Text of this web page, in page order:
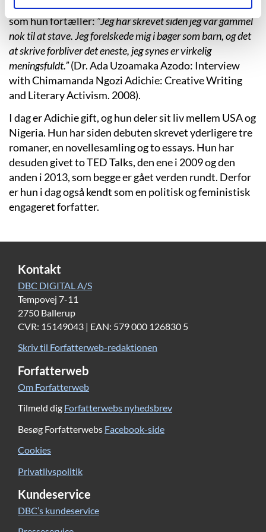
At skrive var imidlertid ikke noget nyt for Adichie, for
som hun fortæller:”Jeg har skrevet siden jeg var gammel
nok til at stave. Jeg forelskede mig i bøger som barn, og det
at skrive forbliver det eneste, jeg synes er virkelig
meningsfuldt.”(Dr. Ada Uzoamaka Azodo: Interview
with Chimamanda Ngozi Adichie: Creative Writing
and Literary Activism. 2008).
I dag er Adichie gift, og hun deler sit liv mellem USA og
Nigeria. Hun har siden debuten skrevet yderligere tre
romaner, en novellesamling og to essays. Hun har
desuden givet to TED Talks, den ene i 2009 og den
anden i 2013, som begge er gået verden rundt. Derfor
er hun i dag også kendt som en politisk og feministisk
engageret forfatter.
Kontakt
DBC DIGITAL A/S
Tempovej 7-11
2750 Ballerup
CVR: 15149043 | EAN: 579 000 126830 5
Skriv til Forfatterweb-redaktionen
Forfatterweb
Om Forfatterweb
Tilmeld dig Forfatterwebs nyhedsbrev
Besøg Forfatterwebs Facebook-side
Cookies
Privatlivspolitik
Kundeservice
DBC’s kundeservice